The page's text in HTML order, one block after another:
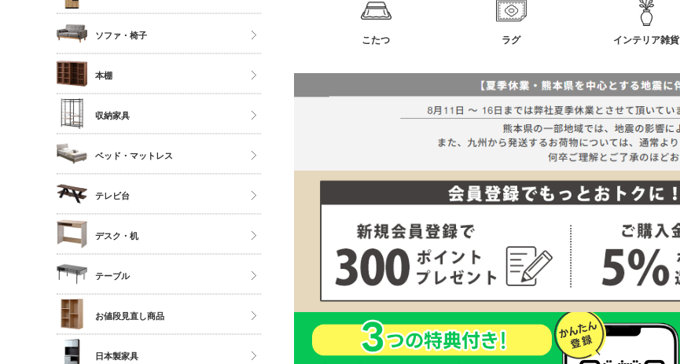
こたつ ラグ インテリア雑貨
食器棚
レンジ台
キッチンカウンター
ストッカー
ソファ・椅子
チェア
ソファ
座椅子
本棚
ミドルタイプ
ディスプレイラック
収納家具
タンス・チェスト
サニタリー
多目的収納
ベッド・マットレス
マットレス単品
シングル
セミダブル
テレビ台
ロータイプ
伸縮・変形・コーナー
デスク・机
デスク
サイドチェスト
テーブル
センターテーブル
サイドテーブル
お値段見直し商品
日本製家具